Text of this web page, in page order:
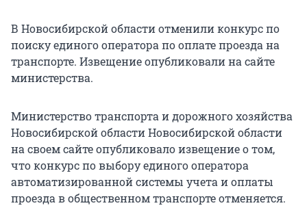
В Новосибирской области отменили конкурс по
поиску единого оператора по оплате проезда на
транспорте. Извещение опубликовали на сайте
министерства.
Министерство транспорта и дорожного хозяйства
Новосибирской области Новосибирской области
на своем сайте опубликовало извещение о том,
что конкурс по выбору единого оператора
автоматизированной системы учета и оплаты
проезда в общественном транспорте отменяется.